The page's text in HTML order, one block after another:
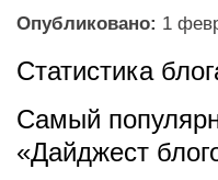
Опубликовано: 1
Статистика
Самый
«Дайджест